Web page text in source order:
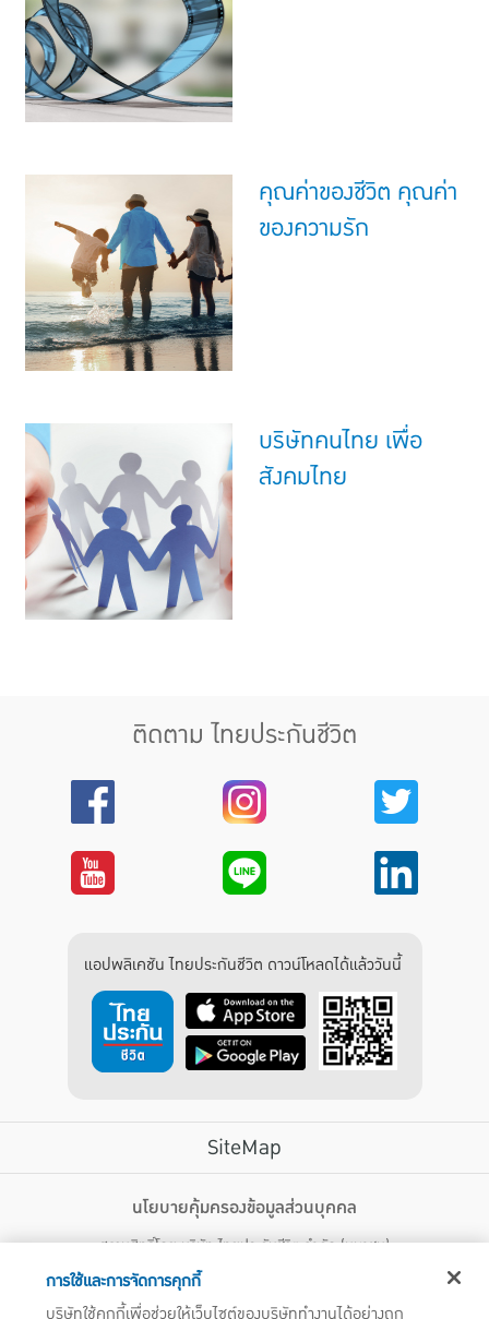
คุณค่าของชีวิต คุณค่า
ของความรัก
บริษัทคนไทย เพื่อ
สังคมไทย
ติดตาม ไทยประกันชีวิต
แอปพลิเคชัน ไทยประกันชีวิต ดาวน์โหลดได้แล้ววันนี้
SiteMap
ไทยประกันชีวิต HEALTH CARE SOLUTIONS
สิทธิพิเศษ
แอปพลิเคชัน ไทยประกันชีวิต
นโยบายคุ้มครองข้อมูลส่วนบุคคล
สงวนสิทธิ์โดย บริษัท ไทยประกันชีวิต จำกัด (มหาชน)
123 ถนน รัชดาภิเษก แขวงดินแดง เขตดินแดง กรุงเทพฯ 10400 โทรศัพท์ 02-
การใช้และการจัดการคุกกี้
บริษัทใช้คุกกี้เพื่อช่วยให้เว็บไซต์ของบริษัททำงานได้อย่างถูก